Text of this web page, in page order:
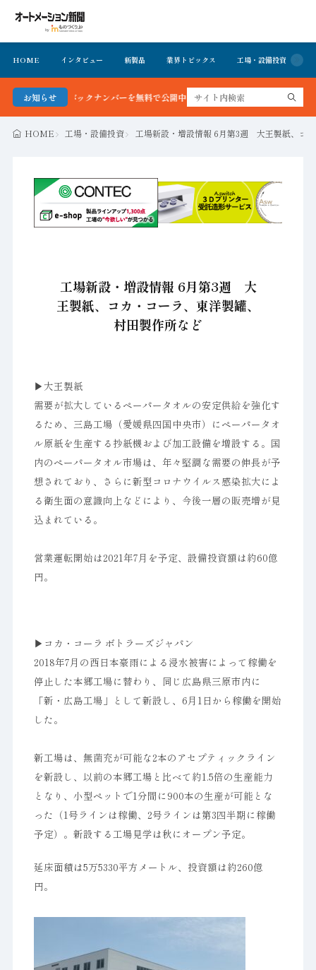
HOME インタビュー 新製品 業界トピックス 工場・設備投資
お知らせ
バックナンバーを無料で公開中 詳細はこちら
HOME 工場・設備投資 工場新設・増設情報 6月第3週 大王製紙、コ
工場新設・増設情報 6月第3週 大
王製紙、コカ・コーラ、東洋製罐、
村田製作所など
▶︎大王製紙
需要が拡大しているペーパータオルの安定供給を強化す
るため、三島工場（愛媛県四国中央市）にペーパータオ
ル原紙を生産する抄紙機および加工設備を増設する。国
内のペーパータオル市場は、年々堅調な需要の伸長が予
想されており、さらに新型コロナウイルス感染拡大によ
る衛生面の意識向上などにより、今後一層の販売増が見
込まれている。
営業運転開始は2021年7月を予定、設備投資額は約60億
円。
▶︎コカ・コーラ ボトラーズジャパン
2018年7月の西日本豪雨による浸水被害によって稼働を
停止した本郷工場に替わり、同じ広島県三原市内に
「新・広島工場」として新設し、6月1日から稼働を開始
した。
新工場は、無菌充が可能な2本のアセプティックライン
を新設し、以前の本郷工場と比ベて約1.5倍の生産能力
となり、小型ペットで1分間に900本の生産が可能とな
った（1号ラインは稼働、2号ラインは第3四半期に稼働
予定）。新設する工場見学は秋にオープン予定。
延床面積は5万5330平方メートル、投資額は約260億
円。